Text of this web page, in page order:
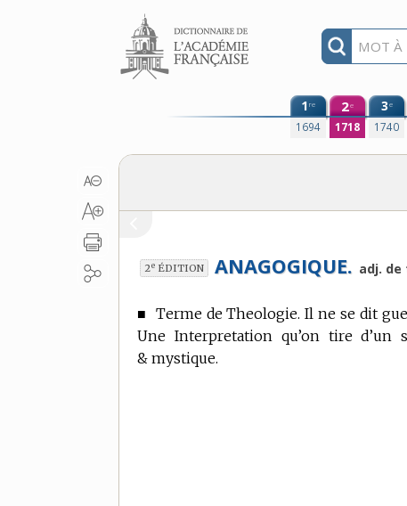
Aller au contenu
1re
1694
2e
1718
3e
1740
2e ÉDITION ANAGOGIQUE. adj.
■ Terme de Theologie. Il ne se dit
Une Interpretation qu’on tire
& mystique.